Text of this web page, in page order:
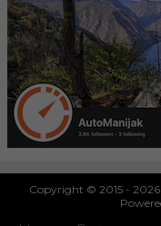
Copyright © 2015 -